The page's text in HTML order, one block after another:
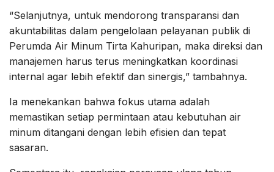
“Selanjutnya, untuk mendorong transparansi dan
akuntabilitas dalam pengelolaan pelayanan publik di
Perumda Air Minum Tirta Kahuripan, maka direksi dan
manajemen harus terus meningkatkan koordinasi
internal agar lebih efektif dan sinergis,” tambahnya.
Ia menekankan bahwa fokus utama adalah
memastikan setiap permintaan atau kebutuhan air
minum ditangani dengan lebih efisien dan tepat
sasaran.